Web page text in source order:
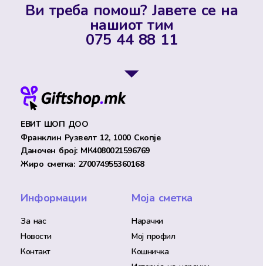
Ви треба помош? Јавете се на
нашиот тим
075 44 88 11
ЕВИТ ШОП ДОО
Франклин Рузвелт 12, 1000 Скопје
Даночен број: МК4080021596769
Жиро сметка: 270074955360168
Информации
За нас
Новости
Контакт
Моја сметка
Нарачки
Мој профил
Кошничка